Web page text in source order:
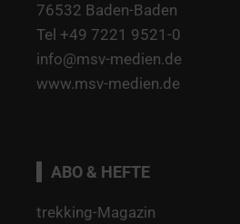
76532 Baden-Baden
Tel +49 7221 9521-0
info@msv-medien.de
www.msv-medien.de
ABO & HEFTE
trekking-Magazin